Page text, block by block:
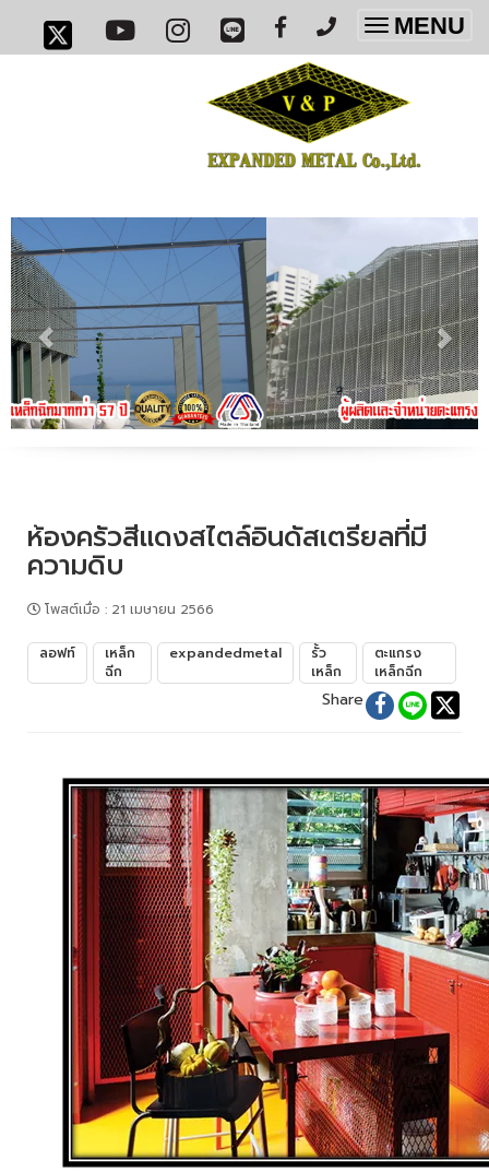
Toggle
MENU
ห้องครัวสีแดงสไตล์อินดัสเตรียลที่มี
ความดิบ
โพสต์เมื่อ : 21 เมษายน 2566
ลอฟท์
เหล็ก
ฉีก
expandedmetal
รั้ว
เหล็ก
ตะแกรง
เหล็กฉีก
Share